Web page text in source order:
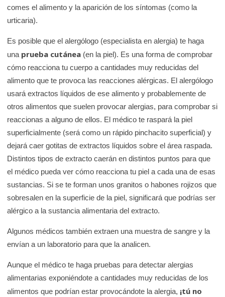
comes el alimento y la aparición de los síntomas (como la
urticaria).
Es posible que el alergólogo (especialista en alergia) te haga
una prueba cutánea (en la piel). Es una forma de comprobar
cómo reacciona tu cuerpo a cantidades muy reducidas del
alimento que te provoca las reacciones alérgicas. El alergólogo
usará extractos líquidos de ese alimento y probablemente de
otros alimentos que suelen provocar alergias, para comprobar si
reaccionas a alguno de ellos. El médico te raspará la piel
superficialmente (será como un rápido pinchacito superficial) y
dejará caer gotitas de extractos líquidos sobre el área raspada.
Distintos tipos de extracto caerán en distintos puntos para que
el médico pueda ver cómo reacciona tu piel a cada una de esas
sustancias. Si se te forman unos granitos o habones rojizos que
sobresalen en la superficie de la piel, significará que podrías ser
alérgico a la sustancia alimentaria del extracto.
Algunos médicos también extraen una muestra de sangre y la
envían a un laboratorio para que la analicen.
Aunque el médico te haga pruebas para detectar alergias
alimentarias exponiéndote a cantidades muy reducidas de los
alimentos que podrían estar provocándote la alergia, ¡tú no